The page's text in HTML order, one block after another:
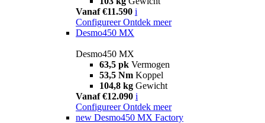
Vanaf €11.590 i
Configureer Ontdek meer
Desmo450 MX
Desmo450 MX
63,5 pk Vermogen
53,5 Nm Koppel
104,8 kg Gewicht
Vanaf €12.090 i
Configureer Ontdek meer
new Desmo450 MX Factory